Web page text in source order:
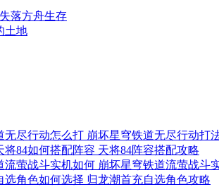
落方舟生存
土地
无尽行动怎么打 崩坏星穹铁道无尽行动打
将84如何搭配阵容 天将84阵容搭配攻略
流萤战斗实机如何 崩坏星穹铁道流萤战斗
选角色如何选择 归龙潮首充自选角色攻略